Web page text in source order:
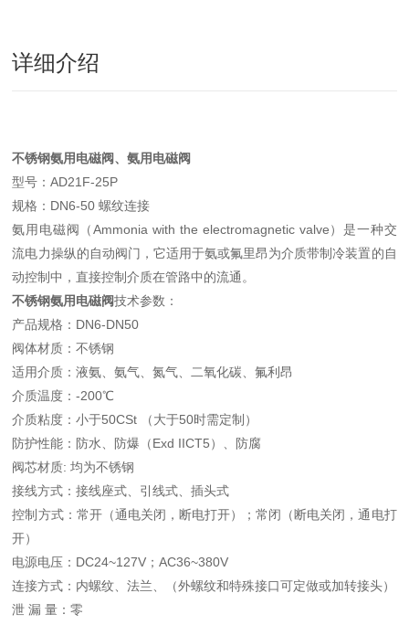
详细介绍
不锈钢氨用电磁阀、氨用电磁阀
型号：AD21F-25P
规格：DN6-50 螺纹连接
氨用电磁阀（Ammonia with the electromagnetic valve）是一种交
流电力操纵的自动阀门，它适用于氨或氟里昂为介质带制冷装置的自
动控制中，直接控制介质在管路中的流通。
不锈钢氨用电磁阀技术参数：
产品规格：DN6-DN50
阀体材质：不锈钢
适用介质：液氨、氨气、氮气、二氧化碳、氟利昂
介质温度：-200℃
介质粘度：小于50CSt （大于50时需定制）
防护性能：防水、防爆（Exd IICT5）、防腐
阀芯材质: 均为不锈钢
接线方式：接线座式、引线式、插头式
控制方式：常开（通电关闭，断电打开）；常闭（断电关闭，通电打
开）
电源电压：DC24~127V；AC36~380V
连接方式：内螺纹、法兰、（外螺纹和特殊接口可定做或加转接头）
泄 漏 量：零